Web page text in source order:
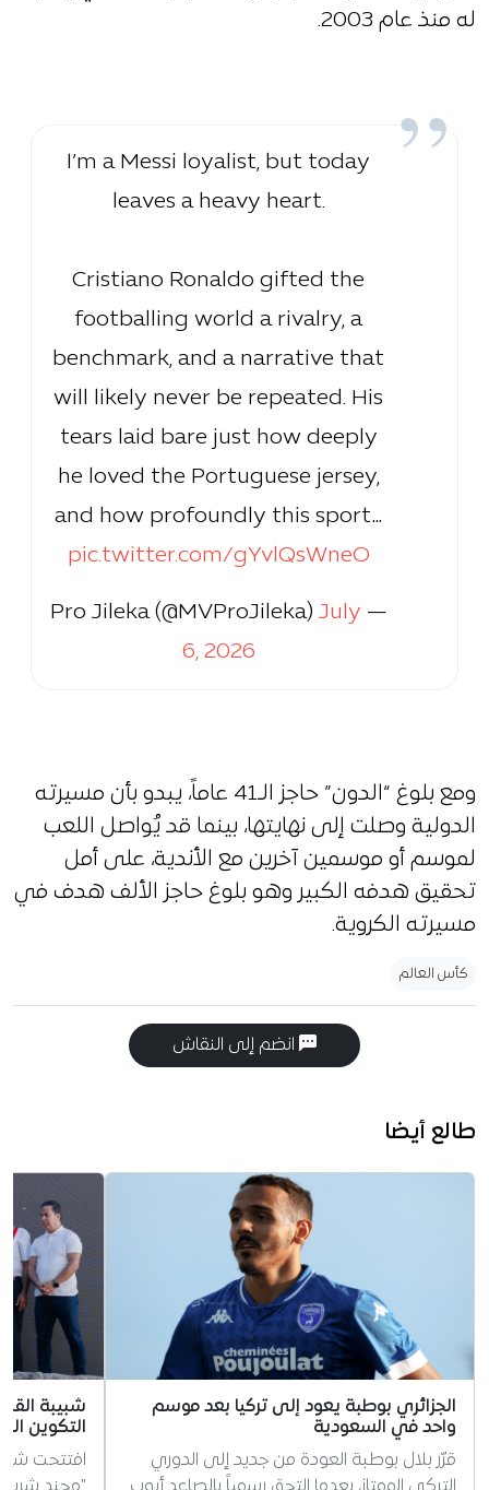
له منذ عام 2003.
I’m a Messi loyalist, but today
leaves a heavy heart.
​Cristiano Ronaldo gifted the
footballing world a rivalry, a
benchmark, and a narrative that
will likely never be repeated. His
tears laid bare just how deeply
he loved the Portuguese jersey,
and how profoundly this sport…
pic.twitter.com/gYvlQsWneO
— Pro Jileka (@MVProJileka)
July
6, 2026
ومع بلوغ “الدون” حاجز الـ41 عاماً، يبدو بأن مسيرته
الدولية وصلت إلى نهايتها، بينما قد يُواصل اللعب
لموسم أو موسمين آخرين مع الأندية، على أمل
تحقيق هدفه الكبير وهو بلوغ حاجز الألف هدف في
مسيرته الكروية.
كأس العالم
انضم إلى النقاش
طالع أيضا
الجزائري بوطبة يعود إلى تركيا بعد موسم
واحد في السعودية
قرّر بلال بوطبة العودة من جديد إلى الدوري
شبيبة
التكوين
افتتحت